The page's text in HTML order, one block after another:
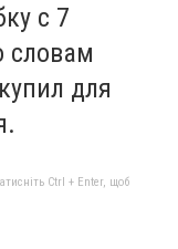
с 7
для
Ctrl + Enter, щоб